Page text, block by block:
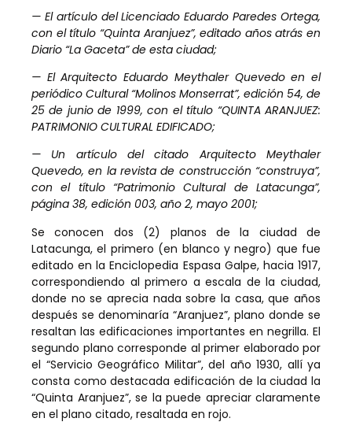
— El artículo del Licenciado Eduardo Paredes Ortega,
con el título “Quinta Aranjuez”, editado años atrás en
Diario “La Gaceta” de esta ciudad;
— El Arquitecto Eduardo Meythaler Quevedo en el
periódico Cultural “Molinos Monserrat”, edición 54, de
25 de junio de 1999, con el título “QUINTA ARANJUEZ:
PATRIMONIO CULTURAL EDIFICADO;
— Un artículo del citado Arquitecto Meythaler
Quevedo, en la revista de construcción “construya”,
con el título “Patrimonio Cultural de Latacunga”,
página 38, edición 003, año 2, mayo 2001;
Se conocen dos (2) planos de la ciudad de
Latacunga, el primero (en blanco y negro) que fue
editado en la Enciclopedia Espasa Galpe, hacia 1917,
correspondiendo al primero a escala de la ciudad,
donde no se aprecia nada sobre la casa, que años
después se denominaría “Aranjuez”, plano donde se
resaltan las edificaciones importantes en negrilla. El
segundo plano corresponde al primer elaborado por
el “Servicio Geográfico Militar”, del año 1930, allí ya
consta como destacada edificación de la ciudad la
“Quinta Aranjuez”, se la puede apreciar claramente
en el plano citado, resaltada en rojo.